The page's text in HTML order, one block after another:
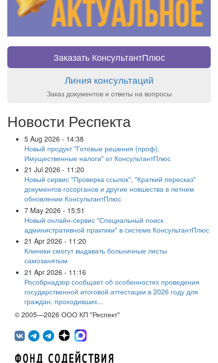
Заказать КонсультантПлюс
Линия консультаций
Заказ документов и ответы на вопросы
Новости Респекта
5 Aug 2026 - 14:38
Новый продукт "Готовые решения (проф).
Имущественные налоги" от КонсультантПлюс
21 Jul 2026 - 11:20
Новый сервис "Проверка ссылок", "Краткий пересказ"
документов госорганов и другие новшества в летнем
обновлении КонсультантПлюс
7 May 2026 - 15:51
Новый онлайн-сервис "Специальный поиск
административной практики" в системе КонсультантПлюс
21 Apr 2026 - 11:20
Клиники смогут выдавать больничные листы
самозанятым
21 Apr 2026 - 11:16
Рособрнадзор сообщает об особенностях проведения
государственной итоговой аттестации в 2026 году для
граждан, проходивших...
© 2005—2026 ООО КП "Респект"